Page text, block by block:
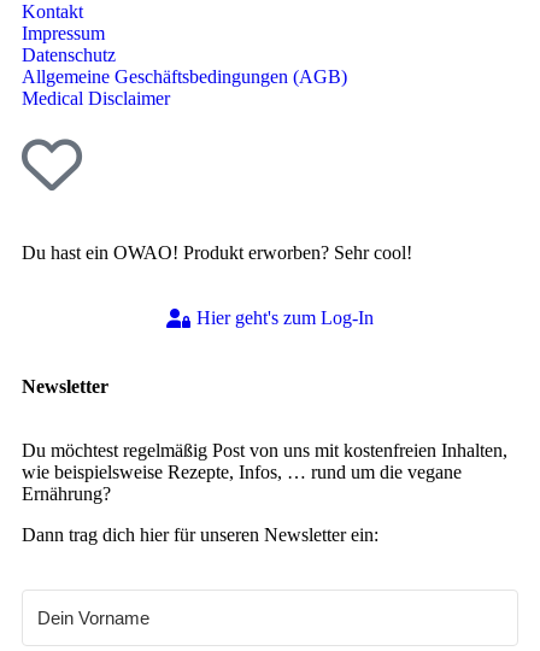
Kontakt
Impressum
Datenschutz
Allgemeine Geschäftsbedingungen (AGB)
Medical Disclaimer
Du hast ein OWAO! Produkt erworben? Sehr cool!
Hier geht's zum Log-In
Newsletter
Du möchtest regelmäßig Post von uns mit kostenfreien Inhalten,
wie beispielsweise Rezepte, Infos, … rund um die vegane
Ernährung?
Dann trag dich hier für unseren Newsletter ein: